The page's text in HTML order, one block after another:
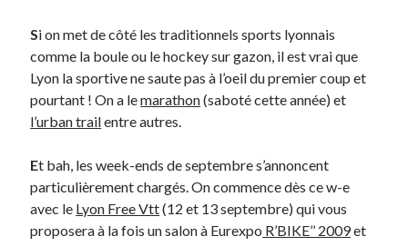
Derniers articles
Municipales 2026 : Lyon, Métropole et Caluire, mon choix pour l’avenir
Explorez les Chemins Enchantés à Vélo : Aventures Familiales près de
Lyon !
Quel Lyonnais es-tu, Renaud Ducher ?
Lyon ?
Comment je vis ma vie sur un vélo
Si on met de côté les traditionnels sports lyonnais
comme la boule ou le hockey sur gazon, il est vrai que
Lyon la sportive ne saute pas à l’oeil du premier coup et
pourtant ! On a lemarathon(saboté cette année) et
l’urban trailentre autres.
Et bah, les week-ends de septembre s’annoncent
particulièrement chargés. On commence dès ce w-e
avec le Lyon Free Vtt(12 et 13 septembre) qui vous
proposera à la fois un salon à Eurexpo R’BIKE’’ 2009et